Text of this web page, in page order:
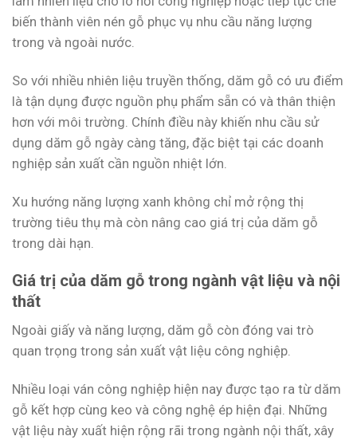
biến thành viên nén gỗ phục vụ nhu cầu năng lượng
trong và ngoài nước.
So với nhiều nhiên liệu truyền thống, dăm gỗ có ưu điểm
là tận dụng được nguồn phụ phẩm sẵn có và thân thiện
hơn với môi trường. Chính điều này khiến nhu cầu sử
dụng dăm gỗ ngày càng tăng, đặc biệt tại các doanh
nghiệp sản xuất cần nguồn nhiệt lớn.
Xu hướng năng lượng xanh không chỉ mở rộng thị
trường tiêu thụ mà còn nâng cao giá trị của dăm gỗ
trong dài hạn.
Giá trị của dăm gỗ trong ngành vật liệu và nội
thất
Ngoài giấy và năng lượng, dăm gỗ còn đóng vai trò
quan trọng trong sản xuất vật liệu công nghiệp.
Nhiều loại ván công nghiệp hiện nay được tạo ra từ dăm
gỗ kết hợp cùng keo và công nghệ ép hiện đại. Những
vật liệu này xuất hiện rộng rãi trong ngành nội thất, xây